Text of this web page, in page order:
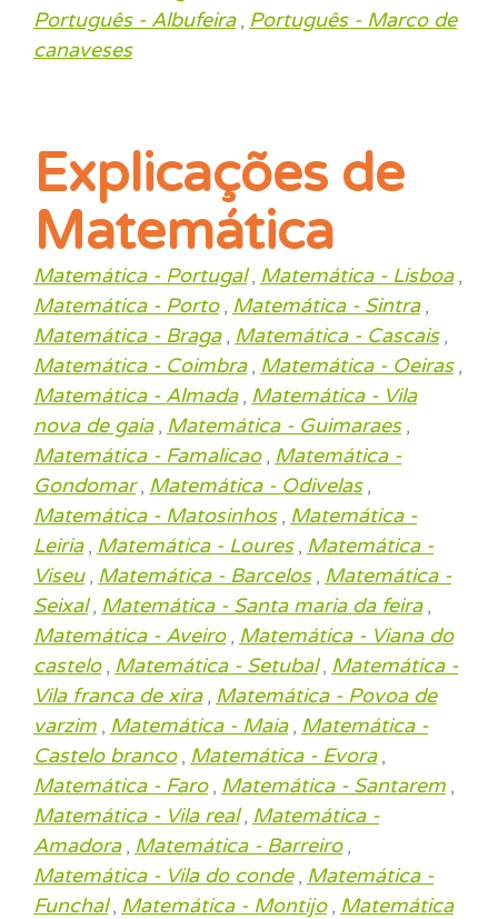
Português - Albufeira, Português - Marco de
canaveses
Explicações de
Matemática
Matemática - Portugal, Matemática - Lisboa,
Matemática - Porto, Matemática - Sintra,
Matemática - Braga, Matemática - Cascais,
Matemática - Coimbra, Matemática - Oeiras,
Matemática - Almada, Matemática - Vila
nova de gaia, Matemática - Guimaraes,
Matemática - Famalicao, Matemática -
Gondomar, Matemática - Odivelas,
Matemática - Matosinhos, Matemática -
Leiria, Matemática - Loures, Matemática -
Viseu, Matemática - Barcelos, Matemática -
Seixal, Matemática - Santa maria da feira,
Matemática - Aveiro, Matemática - Viana do
castelo, Matemática - Setubal, Matemática -
Vila franca de xira, Matemática - Povoa de
varzim , Matemática - Maia, Matemática -
Castelo branco, Matemática - Evora,
Matemática - Faro, Matemática - Santarem ,
Matemática - Vila real, Matemática -
Amadora, Matemática - Barreiro,
Matemática - Vila do conde, Matemática -
Funchal, Matemática - Montijo, Matemática